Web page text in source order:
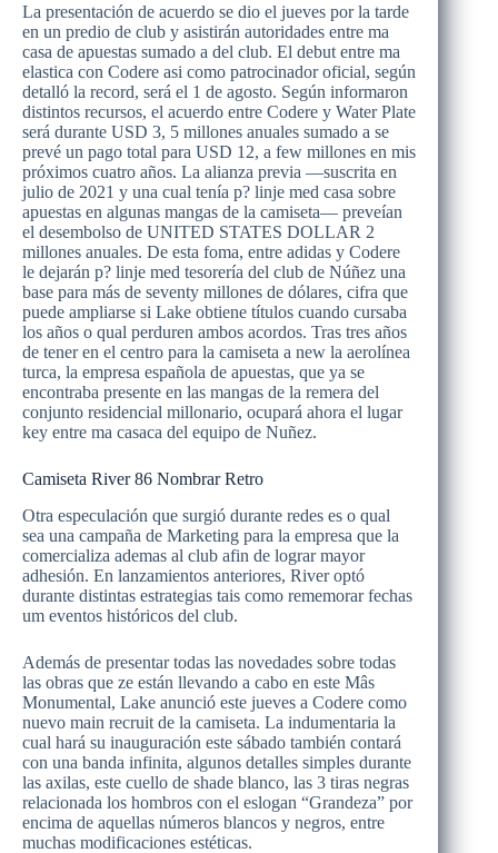
La presentación de acuerdo se dio el jueves por la tarde
en un predio de club y asistirán autoridades entre ma
casa de apuestas sumado a del club. El debut entre ma
elastica con Codere asi como patrocinador oficial, según
detalló la record, será el 1 de agosto. Según informaron
distintos recursos, el acuerdo entre Codere y Water Plate
será durante USD 3, 5 millones anuales sumado a se
prevé un pago total para USD 12, a few millones en mis
próximos cuatro años. La alianza previa —suscrita en
julio de 2021 y una cual tenía p? linje med casa sobre
apuestas en algunas mangas de la camiseta— preveían
el desembolso de UNITED STATES DOLLAR 2
millones anuales. De esta foma, entre adidas y Codere
le dejarán p? linje med tesorería del club de Núñez una
base para más de seventy millones de dólares, cifra que
puede ampliarse si Lake obtiene títulos cuando cursaba
los años o qual perduren ambos acordos. Tras tres años
de tener en el centro para la camiseta a new la aerolínea
turca, la empresa española de apuestas, que ya se
encontraba presente en las mangas de la remera del
conjunto residencial millonario, ocupará ahora el lugar
key entre ma casaca del equipo de Nuñez.
Camiseta River 86 Nombrar Retro
Otra especulación que surgió durante redes es o qual
sea una campaña de Marketing para la empresa que la
comercializa ademas al club afin de lograr mayor
adhesión. En lanzamientos anteriores, River optó
durante distintas estrategias tais como rememorar fechas
um eventos históricos del club.
Además de presentar todas las novedades sobre todas
las obras que ze están llevando a cabo en este Mâs
Monumental, Lake anunció este jueves a Codere como
nuevo main recruit de la camiseta. La indumentaria la
cual hará su inauguración este sábado también contará
con una banda infinita, algunos detalles simples durante
las axilas, este cuello de shade blanco, las 3 tiras negras
relacionada los hombros con el eslogan “Grandeza” por
encima de aquellas números blancos y negros, entre
muchas modificaciones estéticas.